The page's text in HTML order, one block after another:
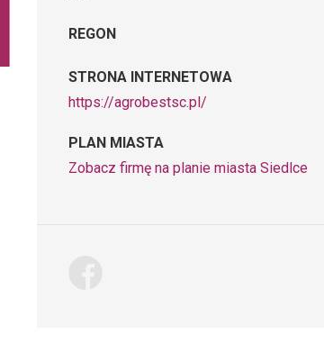
REGON
STRONA INTERNETOWA
https://agrobestsc.pl/
PLAN MIASTA
Zobacz firmę na planie miasta Siedlce